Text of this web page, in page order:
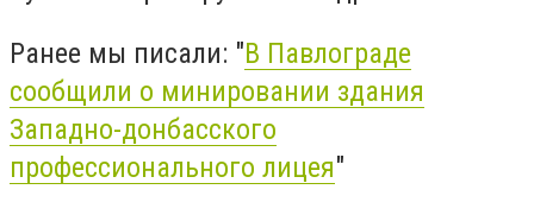
Ранее мы писали: "В Павлограде
сообщили о минировании здания
Западно-донбасского
профессионального лицея"